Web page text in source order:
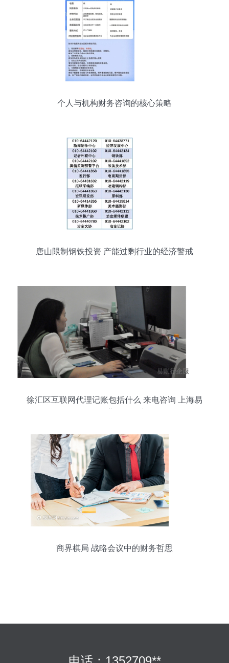
个人与机构财务咨询的核心策略
唐山限制钢铁投资 产能过剩行业的经济警戒
徐汇区互联网代理记账包括什么 来电咨询 上海易
商界棋局 战略会议中的财务哲思